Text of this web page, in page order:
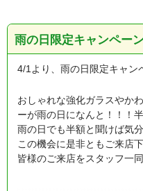
雨の日限定キャンペー
4/1より、雨の日限定キャン
おしゃれな強化ガラスやか
ーが雨の日になんと！！！
雨の日でも半額と聞けば気
この機会に是非ともご来店
皆様のご来店をスタッフ一